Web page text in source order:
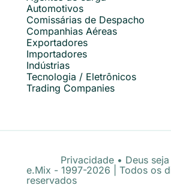
Automotivos
Comissárias de Despacho
Companhias Aéreas
Exportadores
Importadores
Indústrias
Tecnologia / Eletrônicos
Trading Companies
Privacidade • Deus
e.Mix - 1997-2026 | Todos os
reservados